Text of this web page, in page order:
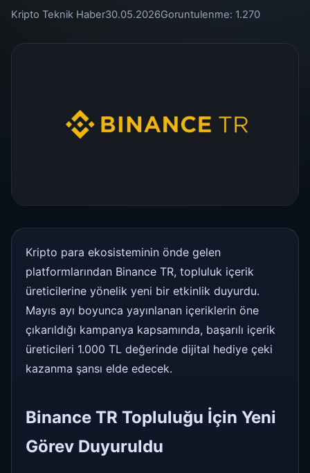
Kripto Teknik Haber30.05.2026Goruntulenme: 1.270
Kripto para ekosisteminin önde gelen
platformlarından Binance TR, topluluk içerik
üreticilerine yönelik yeni bir etkinlik duyurdu.
Mayıs ayı boyunca yayınlanan içeriklerin öne
çıkarıldığı kampanya kapsamında, başarılı içerik
üreticileri 1.000 TL değerinde dijital hediye çeki
kazanma şansı elde edecek.
Binance TR Topluluğu İçin Yeni
Görev Duyuruldu